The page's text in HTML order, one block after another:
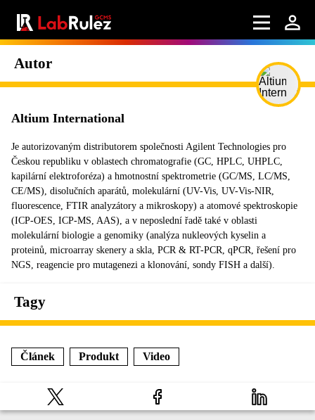
Autor
Altium International
Je autorizovaným distributorem společnosti Agilent Technologies pro
Českou republiku v oblastech chromatografie (GC, HPLC, UHPLC,
kapilární elektroforéza) a hmotnostní spektrometrie (GC/MS, LC/MS,
CE/MS), disolučních aparátů, molekulární (UV-Vis, UV-Vis-NIR,
fluorescence, FTIR analyzátory a mikroskopy) a atomové spektroskopie
(ICP-OES, ICP-MS, AAS), a v neposlední řadě také v oblasti
molekulární biologie a genomiky (analýza nukleových kyselin a
proteinů, microarray skenery a skla, PCR & RT-PCR, qPCR, řešení pro
NGS, reagencie pro mutagenezi a klonování, sondy FISH a další).
Tagy
Článek Produkt Video